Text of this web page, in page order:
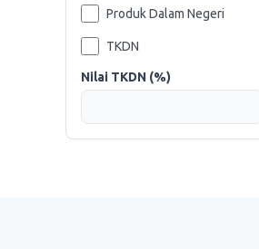
Produk Dalam Negeri
TKDN
Nilai TKDN (%)